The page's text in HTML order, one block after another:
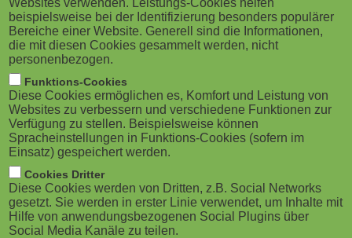
M
o
b
i
l
e
)
g
a
o
n
Münster, Juni 2021 - Es gibt zahlreiche
Forschungsansätze und Förderkonzepte, um
das Potenzial und die Talente von
Schülerinnen und Schülern zu fördern. Wie lassen
sich diese Strategien mit dem Thema der nachhaltigen
Bildung konkret verbinden? Das ist die zentrale Frage
des 7. Münsterschen Bildungskongresses, der vom
22. bis zum 25. September als digitales Event
stattfinden wird. Die Veranstaltung trägt den Titel:
"Potenziale erkennen - Talente entwickeln - Bildung
Websites verwenden. Leistungs-Cookies helfen
beispielsweise bei der Identifizierung besonders populärer
Bereiche einer Website. Generell sind die Informationen,
die mit diesen Cookies gesammelt werden, nicht
personenbezogen.
Funktions-Cookies
Diese Cookies ermöglichen es, Komfort und Leistung von
Websites zu verbessern und verschiedene Funktionen zur
Verfügung zu stellen. Beispielsweise können
Spracheinstellungen in Funktions-Cookies (sofern im
Einsatz) gespeichert werden.
Cookies Dritter
Diese Cookies werden von Dritten, z.B. Social Networks
gesetzt. Sie werden in erster Linie verwendet, um Inhalte mit
Hilfe von anwendungsbezogenen Social Plugins über
Social Media Kanäle zu teilen.